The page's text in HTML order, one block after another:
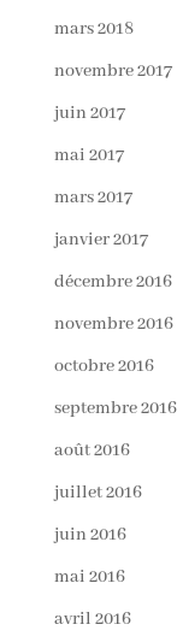
mars 2018
novembre 2017
juin 2017
mai 2017
mars 2017
janvier 2017
décembre 2016
novembre 2016
octobre 2016
septembre 2016
août 2016
juillet 2016
juin 2016
mai 2016
avril 2016